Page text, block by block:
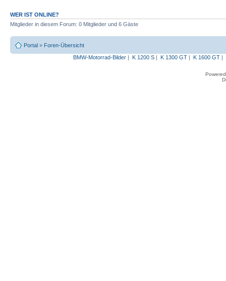
WER IST ONLINE?
Mitglieder in diesem Forum: 0 Mitglieder und 6 Gäste
Portal » Foren-Übersicht
BMW-Motorrad-Bilder| K 1200 S| K 1300 GT| K 1600 GT|